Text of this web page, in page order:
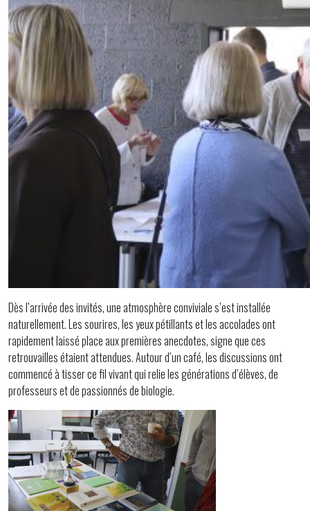
Dès l’arrivée des invités, une atmosphère conviviale s’est installée
naturellement. Les sourires, les yeux pétillants et les accolades ont
rapidement laissé place aux premières anecdotes, signe que ces
retrouvailles étaient attendues. Autour d’un café, les discussions ont
commencé à tisser ce fil vivant qui relie les générations d’élèves, de
professeurs et de passionnés de biologie.